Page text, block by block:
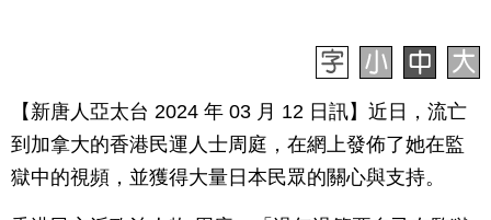
【新唐人亞太台 2024 年 03 月 12 日訊】近日，流亡
到加拿大的香港民運人士周庭，在網上發佈了她在監
獄中的視頻，並獲得大量日本民眾的關心與支持。